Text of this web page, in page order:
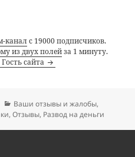
каналс 19000 подписчиков.
из двух полейза 1 минуту.
сайта
Рубрики
Ваши отзывы и жалобы,
,Отзывы, Развод на деньги